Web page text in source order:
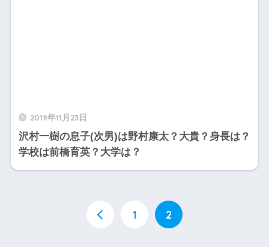
2019年11月23日
沢村一樹の息子(次男)は野村康太？大貴？身長は？
学校は前橋育英？大学は？
1 2